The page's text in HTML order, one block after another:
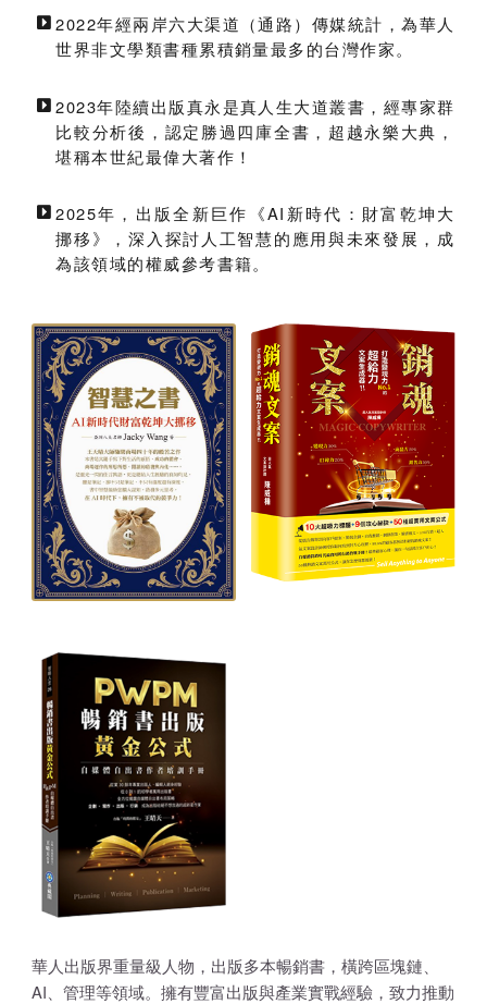
2022年經兩岸六大渠道（通路）傳媒統計，為華人
世界非文學類書種累積銷量最多的台灣作家。
2023年陸續出版真永是真人生大道叢書，經專家群
比較分析後，認定勝過四庫全書，超越永樂大典，
堪稱本世紀最偉大著作！
2025年，出版全新巨作《AI新時代：財富乾坤大
挪移》，深入探討人工智慧的應用與未來發展，成
為該領域的權威參考書籍。
華人出版界重量級人物，出版多本暢銷書，橫跨區塊鏈、
AI、管理等領域。擁有豐富出版與產業實戰經驗，致力推動